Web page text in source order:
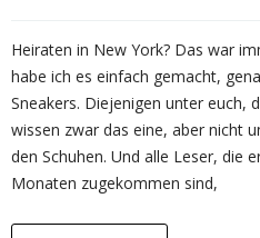
Heiraten in New York? Das war
habe ich es einfach gemacht,
Sneakers. Diejenigen unter euch,
wissen zwar das eine, aber nicht
den Schuhen. Und alle Leser, die
Monaten zugekommen sind,